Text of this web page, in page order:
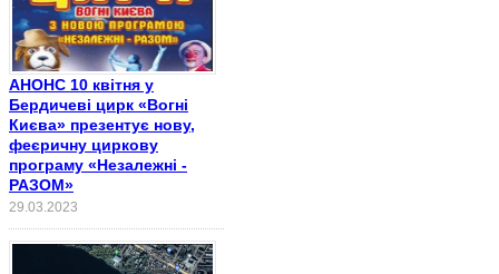
АНОНС 10 квітня у
Бердичеві цирк «Вогні
Києва» презентує нову,
феєричну циркову
програму «Незалежні -
РАЗОМ»
29.03.2023